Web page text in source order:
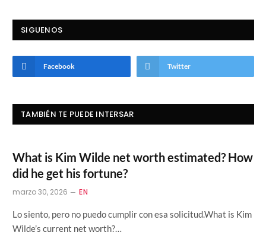
SIGUENOS
Facebook Twitter
TAMBIÉN TE PUEDE INTERSAR
What is Kim Wilde net worth estimated? How
did he get his fortune?
marzo 30, 2026 EN
Lo siento, pero no puedo cumplir con esa solicitud.What is Kim
Wilde’s current net worth?…